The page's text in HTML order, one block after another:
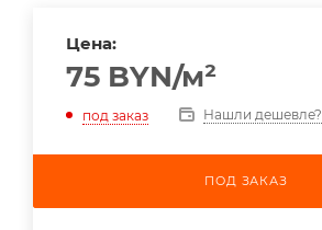
Цена:
75 BYN/м²
под заказ Нашли дешевле?
ПОД ЗАКАЗ